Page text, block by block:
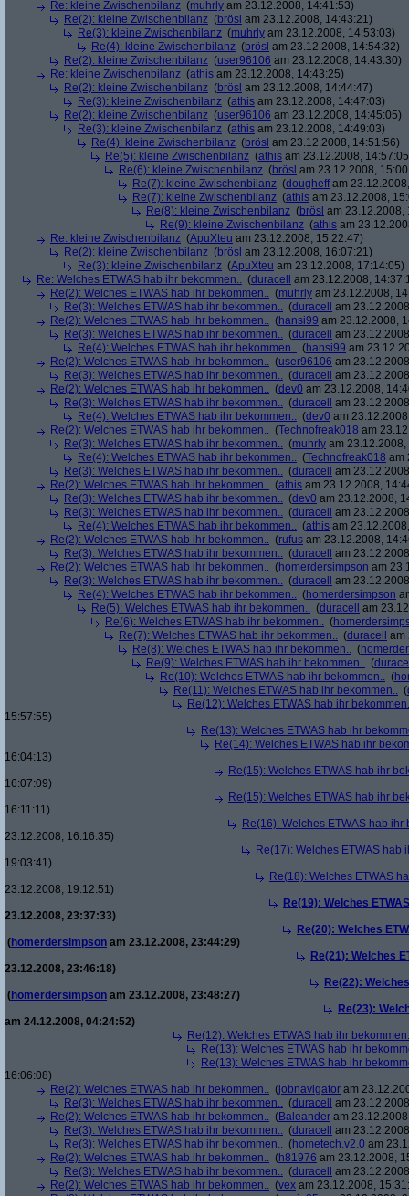
Re: kleine Zwischenbilanz (muhrly am 23.12.2008, 14:41:53)
Re(2): kleine Zwischenbilanz (brösl am 23.12.2008, 14:43:21)
Re(3): kleine Zwischenbilanz (muhrly am 23.12.2008, 14:53:03)
Re(4): kleine Zwischenbilanz (brösl am 23.12.2008, 14:54:32)
Re(2): kleine Zwischenbilanz (user96106 am 23.12.2008, 14:43:30)
Re: kleine Zwischenbilanz (athis am 23.12.2008, 14:43:25)
Re(2): kleine Zwischenbilanz (brösl am 23.12.2008, 14:44:47)
Re(3): kleine Zwischenbilanz (athis am 23.12.2008, 14:47:03)
Re(2): kleine Zwischenbilanz (user96106 am 23.12.2008, 14:45:05)
Re(3): kleine Zwischenbilanz (athis am 23.12.2008, 14:49:03)
Re(4): kleine Zwischenbilanz (brösl am 23.12.2008, 14:51:56)
Re(5): kleine Zwischenbilanz (athis am 23.12.2008,
Re(6): kleine Zwischenbilanz (brösl am 23.12.2008,
Re(7): kleine Zwischenbilanz (dougheffam
Re(7): kleine Zwischenbilanz (athis am 23.12.2008,
Re(8): kleine Zwischenbilanz (brösl am 23.12.2008,
Re(9): kleine Zwischenbilanz (athis am
Re: kleine Zwischenbilanz (ApuXteu am 23.12.2008, 15:22:47)
Re(2): kleine Zwischenbilanz (brösl am 23.12.2008, 16:07:21)
Re(3): kleine Zwischenbilanz (ApuXteu am 23.12.2008, 17:14:05)
Re: Welches ETWAS hab ihr bekommen.. (duracell
am 23.12.2008,
Re(2): Welches ETWAS hab ihr bekommen.. (muhrly am 23.12.2008,
Re(3): Welches ETWAS hab ihr bekommen.. (duracell
am
Re(2): Welches ETWAS hab ihr bekommen.. (hansi99 am 23.12.2008,
Re(3): Welches ETWAS hab ihr bekommen.. (duracell
am
Re(4): Welches ETWAS hab ihr bekommen.. (hansi99 am
Re(2): Welches ETWAS hab ihr bekommen.. (user96106 am
Re(3): Welches ETWAS hab ihr bekommen.. (duracell
am
Re(2): Welches ETWAS hab ihr bekommen.. (dev0 am 23.12.2008,
Re(3): Welches ETWAS hab ihr bekommen.. (duracell
am
Re(4): Welches ETWAS hab ihr bekommen.. (dev0 am
Re(2): Welches ETWAS hab ihr bekommen.. (Technofreak018 am
Re(3): Welches ETWAS hab ihr bekommen.. (muhrly am
Re(4): Welches ETWAS hab ihr bekommen.. (Technofreak018 am
Re(3): Welches ETWAS hab ihr bekommen.. (duracell
am
Re(2): Welches ETWAS hab ihr bekommen.. (athis am 23.12.2008,
Re(3): Welches ETWAS hab ihr bekommen.. (dev0 am 23.12.2008,
Re(3): Welches ETWAS hab ihr bekommen.. (duracell
am
Re(4): Welches ETWAS hab ihr bekommen.. (athis am
Re(2): Welches ETWAS hab ihr bekommen.. (rufus am 23.12.2008,
Re(3): Welches ETWAS hab ihr bekommen.. (duracell
am
Re(2): Welches ETWAS hab ihr bekommen.. (homerdersimpson am
Re(3): Welches ETWAS hab ihr bekommen.. (duracell
am
Re(4): Welches ETWAS hab ihr bekommen.. (homerdersimpson
Re(5): Welches ETWAS hab ihr bekommen.. (duracell
am
Re(6): Welches ETWAS hab ihr bekommen.. (
Re(7): Welches ETWAS hab ihr bekommen.. (duracell
am
Re(8): Welches ETWAS hab ihr bekommen.. (
Re(9): Welches ETWAS hab ihr bekommen.. (
Re(10): Welches ETWAS hab ihr bekommen.. (
Re(11): Welches ETWAS hab ihr bekommen.. (
Re(12): Welches ETWAS hab ihr
15:57:55)
Re(13): Welches ETWAS hab ihr
Re(14): Welches ETWAS hab ihr
16:04:13)
Re(15): Welches ETWAS hab ihr
16:07:09)
Re(15): Welches ETWAS hab ihr
16:11:11)
Re(16): Welches ETWAS hab ihr
23.12.2008, 16:16:35)
Re(17): Welches ETWAS hab
19:03:41)
Re(18): Welches ETWAS
23.12.2008, 19:12:51)
Re(19): Welches
23.12.2008, 23:37:33)
Re(20): Welches
(homerdersimpson am 23.12.2008, 23:44:29)
Re(21): Welches
23.12.2008, 23:46:18)
Re(22):
(homerdersimpson am 23.12.2008, 23:48:27)
Re(23):
am 24.12.2008, 04:24:52)
Re(12): Welches ETWAS hab ihr
Re(13): Welches ETWAS hab ihr
Re(13): Welches ETWAS hab ihr
16:06:08)
Re(2): Welches ETWAS hab ihr bekommen.. (jobnavigator am
Re(3): Welches ETWAS hab ihr bekommen.. (duracell
am
Re(2): Welches ETWAS hab ihr bekommen.. (Baleander am
Re(3): Welches ETWAS hab ihr bekommen.. (duracell
am
Re(3): Welches ETWAS hab ihr bekommen.. (hometech.v2.0 am
Re(2): Welches ETWAS hab ihr bekommen.. (h81976 am 23.12.2008,
Re(3): Welches ETWAS hab ihr bekommen.. (duracell
am
Re(2): Welches ETWAS hab ihr bekommen.. (vex am 23.12.2008,